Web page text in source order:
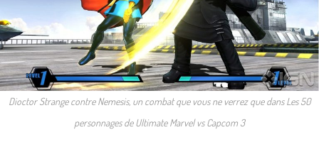
Dioctor Strange contre Nemesis, un combat que vous ne verrez que dans Les 50
personnages de Ultimate Marvel vs Capcom 3